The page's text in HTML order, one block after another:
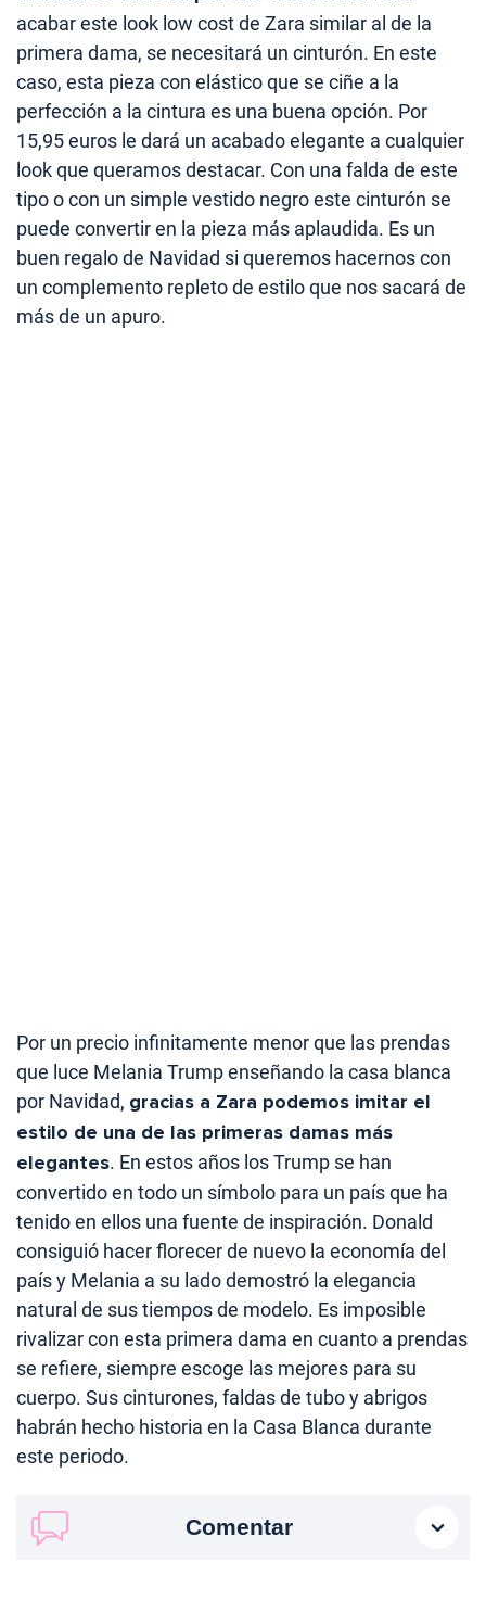
acabar este look low cost de Zara similar al de la
primera dama, se necesitará un cinturón. En este
caso, esta pieza con elástico que se ciñe a la
perfección a la cintura es una buena opción. Por
15,95 euros le dará un acabado elegante a cualquier
look que queramos destacar. Con una falda de este
tipo o con un simple vestido negro este cinturón se
puede convertir en la pieza más aplaudida. Es un
buen regalo de Navidad si queremos hacernos con
un complemento repleto de estilo que nos sacará de
más de un apuro.
Por un precio infinitamente menor que las prendas
que luce Melania Trump enseñando la casa blanca
por Navidad, gracias a Zara podemos imitar el
estilo de una de las primeras damas más
elegantes. En estos años los Trump se han
convertido en todo un símbolo para un país que ha
tenido en ellos una fuente de inspiración. Donald
consiguió hacer florecer de nuevo la economía del
país y Melania a su lado demostró la elegancia
natural de sus tiempos de modelo. Es imposible
rivalizar con esta primera dama en cuanto a prendas
se refiere, siempre escoge las mejores para su
cuerpo. Sus cinturones, faldas de tubo y abrigos
habrán hecho historia en la Casa Blanca durante
este periodo.
Comentar